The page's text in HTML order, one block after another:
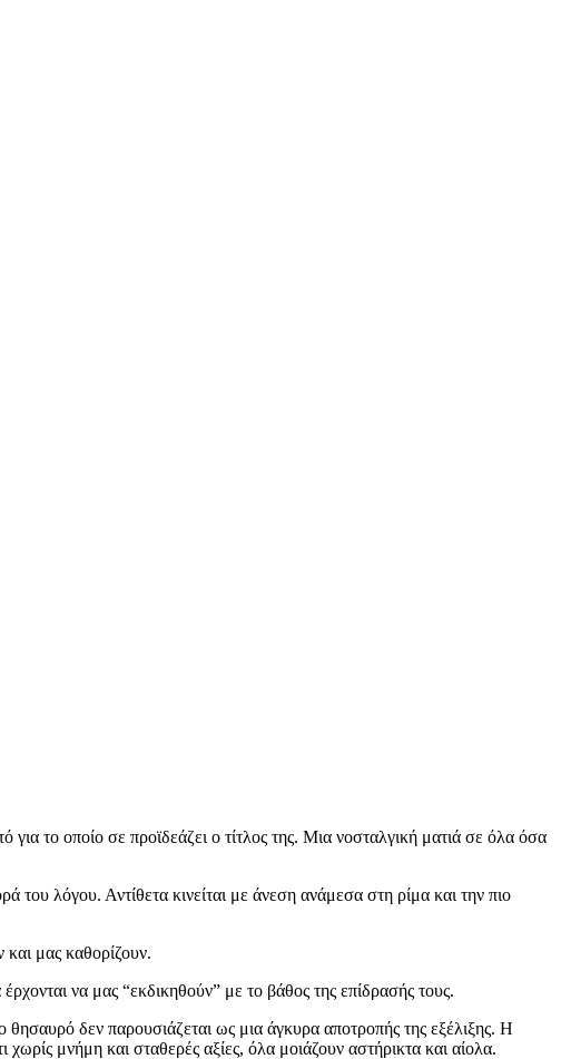
το οποίο σε προϊδεάζει ο τίτλος της. Μια νοσταλγική ματιά σε όλα όσα
λόγου. Αντίθετα κινείται με άνεση ανάμεσα στη ρίμα και την πιο
μας καθορίζουν.
να μας “εκδικηθούν” με το βάθος της επίδρασής τους.
δεν παρουσιάζεται ως μια άγκυρα αποτροπής της εξέλιξης. Η
μνήμη και σταθερές αξίες, όλα μοιάζουν αστήρικτα και αίολα.